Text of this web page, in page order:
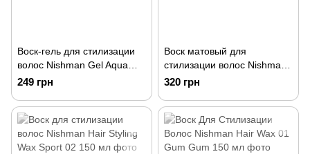
Воск-гель для стилизации
волос Nishman Gel Aqua
Wax Gum Gum B1 150 мл
249 грн
Воск матовый для
стилизации волос Nishman
Matte Finish Super High Hold
320 грн